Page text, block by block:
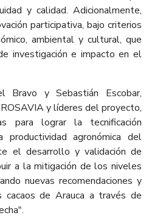
y calidad. Adicionalmente,
participativa, bajo criterios
ambiental y cultural, que
investigación e impacto en el
Bravo y Sebastián Escobar,
y líderes del proyecto,
para lograr la tecnificación
productividad agronómica del
el desarrollo y validación de
a la mitigación de los niveles
nuevas recomendaciones y
de Arauca a través de